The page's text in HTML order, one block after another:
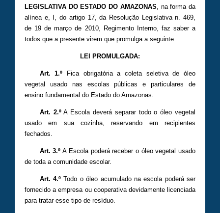
LEGISLATIVA DO ESTADO DO AMAZONAS , na forma da
alínea e, I, do artigo 17, da Resolução Legislativa n. 469,
de 19 de março de 2010, Regimento Interno, faz saber a
todos que a presente virem que promulga a seguinte
LEI PROMULGADA:
Art. 1.º Fica obrigatória a coleta seletiva de óleo
vegetal usado nas escolas públicas e particulares de
ensino fundamental do Estado do Amazonas.
Art. 2.ºA Escola deverá separar todo o óleo vegetal
usado em sua cozinha, reservando em recipientes
fechados.
Art. 3.º A Escola poderá receber o óleo vegetal usado
de toda a comunidade escolar.
Art. 4.º Todo o óleo acumulado na escola poderá ser
fornecido a empresa ou cooperativa devidamente licenciada
para tratar esse tipo de resíduo.